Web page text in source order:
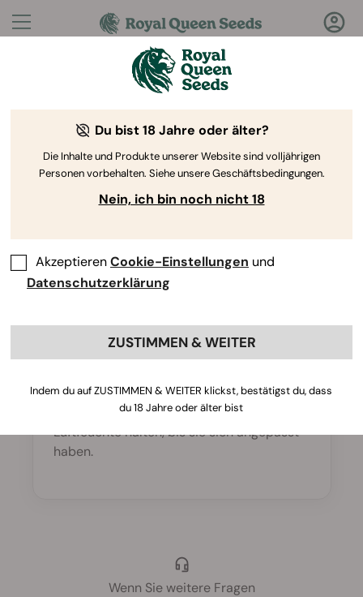
Fragen?Antworten!
Willkommen im Royal Queen Seeds Help Center
Help Center > Produkte und
Anbau > Stecklinge >
Wie verpflanze ich Stecklinge?
vorgefeuchtetes Substrat setzen, sanft
andrücken, leicht angießen und hohe
Luftfeuchte halten, bis sie sich angepasst
haben.
Wenn Sie weitere Fragen
Du bist 18 Jahre oder älter?
Die Inhalte und Produkte unserer Website sind volljährigen
Personen vorbehalten. Siehe unsere Geschäftsbedingungen.
Nein, ich bin noch nicht 18
AkzeptierenCookie-Einstellungen und
Datenschutzerklärung
ZUSTIMMEN & WEITER
Indem du auf ZUSTIMMEN & WEITER klickst, bestätigst du, dass
du 18 Jahre oder älter bist